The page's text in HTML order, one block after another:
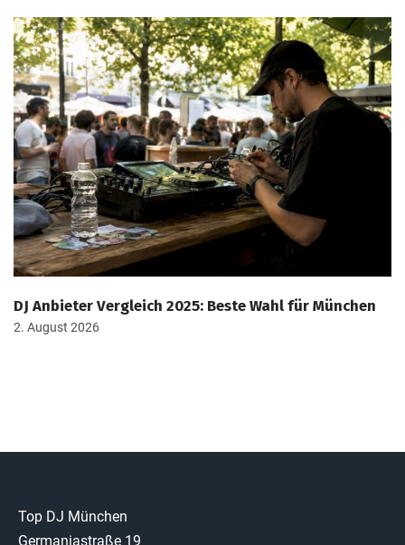
DJ Anbieter Vergleich 2025: Beste Wahl für München
2. August 2026
Top DJ München
Germaniastraße 19